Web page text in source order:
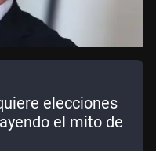
elecciones
el mito de